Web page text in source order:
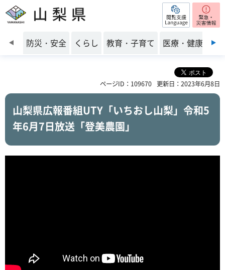
山梨県 閲覧支援
前のスライドを表示
防災・安全 くらし 教育・子育て 医療・健康・福
ページID：109670 更新日：2023年6月8日
山梨県広報番組UTY「いちおし山梨」令和5
年6月7日放送「登美農園」